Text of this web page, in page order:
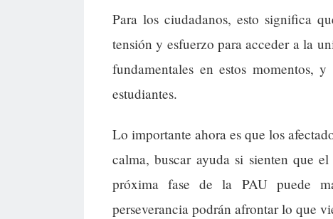
Para los ciudadanos, esto significa
tensión y esfuerzo para acceder a la
fundamentales en estos momentos,
estudiantes.
Lo importante ahora es que los
calma, buscar ayuda si sienten que
próxima fase de la PAU puede
perseverancia podrán afrontar lo que